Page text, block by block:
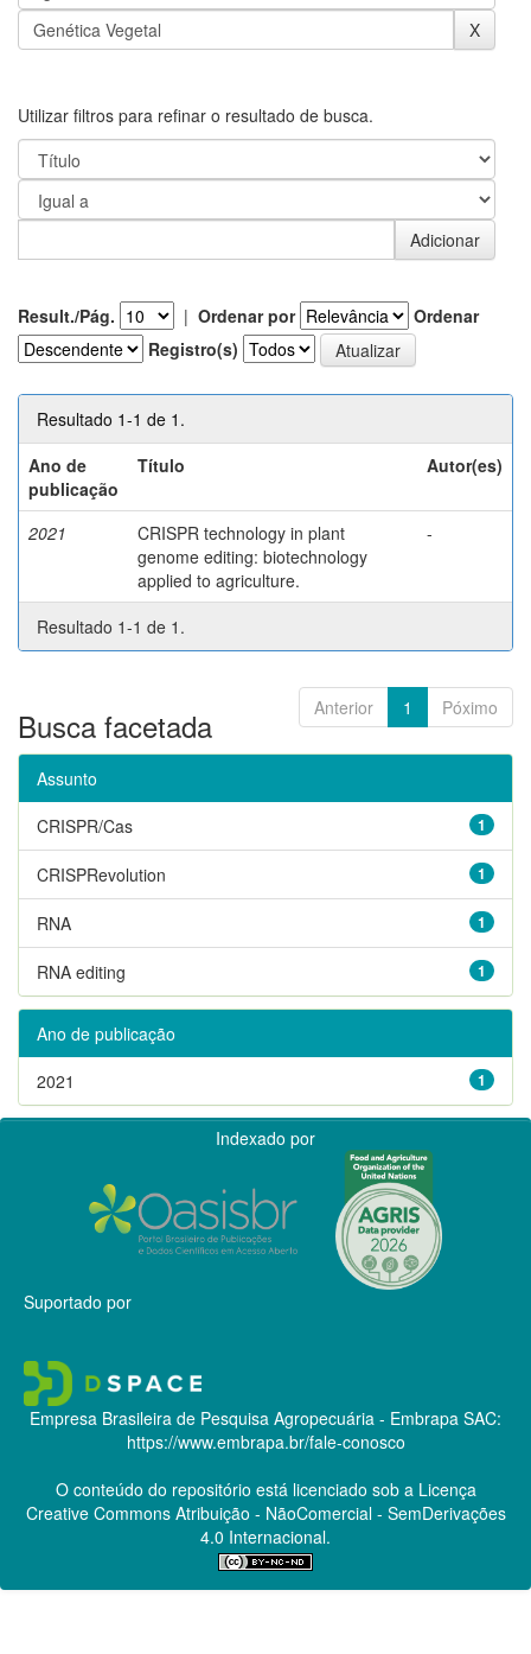
Utilizar filtros para refinar o resultado de busca.
Result./Pág. | Ordenar por
Ordenar
Registro(s)
Resultado 1-1 de 1.
Ano de
publicação
Título Autor(es)
2021
CRISPR technology in plant
genome editing: biotechnology
applied to agriculture.
-
Resultado 1-1 de 1.
Anterior 1 Póximo
Busca facetada
Assunto
1
CRISPR/Cas
1
CRISPRevolution
1
RNA
1
RNA editing
Ano de publicação
1
2021
Indexado por
Suportado por
Empresa Brasileira de Pesquisa Agropecuária - Embrapa SAC:
https://www.embrapa.br/fale-conosco
O conteúdo do repositório está licenciado sob a Licença
Creative CommonsAtribuição - NãoComercial - SemDerivações
4.0 Internacional.